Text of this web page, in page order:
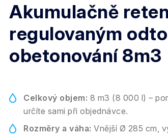
Akumulačně
regulovaným
obetonování 8m3
Celkový objem: 8 m3 (8 000 l) –
určíte sami při objednávce.
Rozměry a váha: Vnější Ø 285 cm,